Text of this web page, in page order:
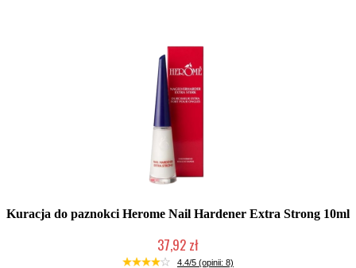
Kuracja do paznokci Herome Nail Hardener Extra Strong 10ml
37,92 zł
Chwilowo niedostępny
4.4/5 (opinii: 8)